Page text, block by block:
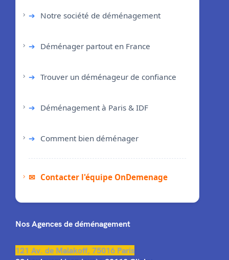
➔ Notre société de déménagement
➔ Déménager partout en France
➔ Trouver un déménageur de confiance
➔ Déménagement à Paris & IDF
➔ Comment bien déménager
✉ Contacter l'équipe OnDemenage
Nos Agences de déménagement
121 Av. de Malakoff, 75016 Paris